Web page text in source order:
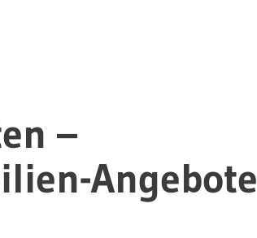
–
Angebote